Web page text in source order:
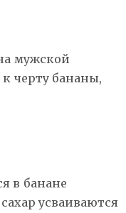
мужской
черту бананы,
в банане
усваиваются